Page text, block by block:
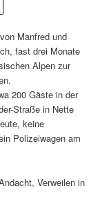
Manfred und
fast drei Monate
Alpen zur
200 Gäste in der
Straße in Nette
keine
Polizeiwagen am
Verweilen in